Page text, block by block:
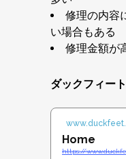
修理の内容
い場合もある
修理金額が
ダックフィー
Home
https://